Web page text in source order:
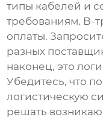
типы кабелей и
требованиям. В-
оплаты.
разных
наконец, это
Убедитесь, что
логистическую
решать